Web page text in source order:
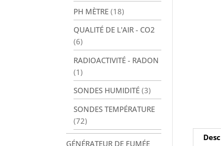
PH MÈTRE (18)
QUALITÉ DE L'AIR - CO2
(6)
RADIOACTIVITÉ - RADON
(1)
SONDES HUMIDITÉ (3)
SONDES TEMPÉRATURE
(72)
GÉNÉRATEUR DE FUMÉE